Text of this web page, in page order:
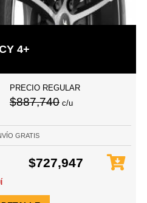
4+
PRECIO REGULAR
$887,740 c/u
GRATIS
$727,947